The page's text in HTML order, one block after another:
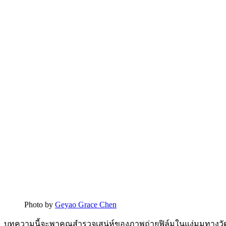
Photo by Geyao Grace Chen
บทความนี้จะพาคุณสำรวจเสน่ห์ของภาพถ่ายฟิล์มในแง่มุมทาง